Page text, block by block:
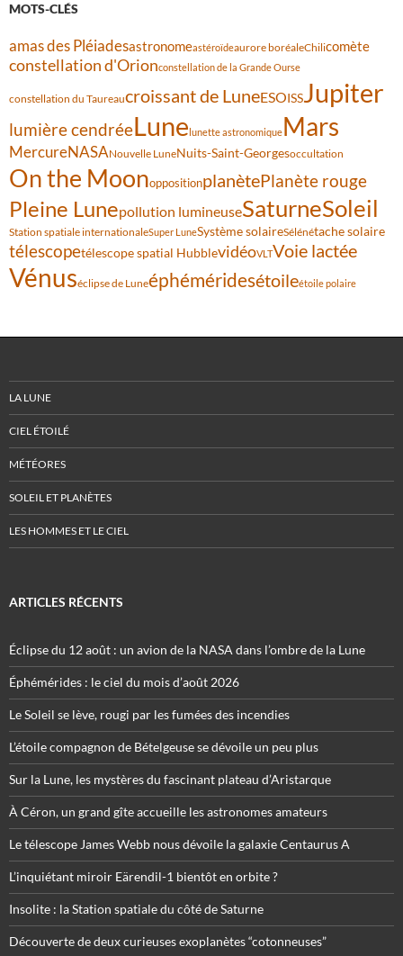
MOTS-CLÉS
amas des Pléiadesastronomeastéroïdeaurore boréaleChilicomète
constellation d'Orionconstellation de la Grande Ourse
constellation du Taureaucroissant de LuneESOISSJupiter
lumière cendréeLune lunette astronomiqueMars
MercureNASANouvelle LuneNuits-Saint-Georgesoccultation
On the MoonoppositionplanètePlanète rouge
Pleine Lunepollution lumineuseSaturneSoleil
Station spatiale internationaleSuper LuneSystème solaireSélénétache solaire
télescopetélescope spatial HubblevidéoVLTVoie lactée
Vénuséclipse de Luneéphéméridesétoileétoile polaire
LA LUNE
CIEL ÉTOILÉ
MÉTÉORES
SOLEIL ET PLANÈTES
LES HOMMES ET LE CIEL
ARTICLES RÉCENTS
Éclipse du 12 août : un avion de la NASA dans l’ombre de la Lune
Éphémérides : le ciel du mois d’août 2026
Le Soleil se lève, rougi par les fumées des incendies
L’étoile compagnon de Bételgeuse se dévoile un peu plus
Sur la Lune, les mystères du fascinant plateau d’Aristarque
À Céron, un grand gîte accueille les astronomes amateurs
Le télescope James Webb nous dévoile la galaxie Centaurus A
L’inquiétant miroir Eärendil-1 bientôt en orbite ?
Insolite : la Station spatiale du côté de Saturne
Découverte de deux curieuses exoplanètes “cotonneuses”